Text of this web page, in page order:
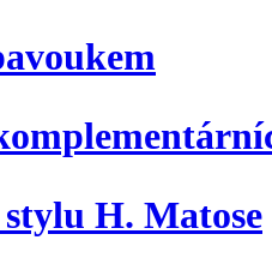
H. Matose